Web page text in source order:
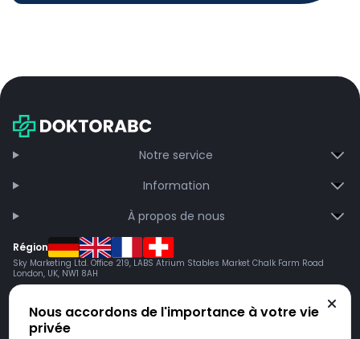
Notre service
Information
À propos de nous
Région
Sky Marketing Ltd. Office 219, LABS Atrium Stables Market Chalk Farm Road
London, UK, NW1 8AH
Nous accordons de l'importance à votre vie
privée